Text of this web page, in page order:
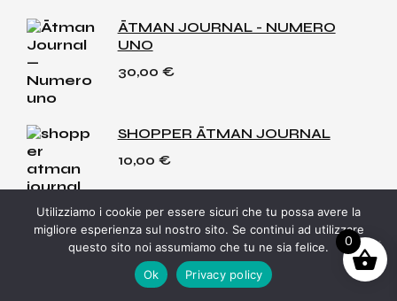
ĀTMAN JOURNAL - NUMERO
UNO
30,00 €
SHOPPER ĀTMAN JOURNAL
10,00 €
ĀTMAN JOURNAL - NUMERO
ZERO
30,00€
0
Utilizziamo i cookie per essere sicuri che tu possa avere la
migliore esperienza sul nostro sito. Se continui ad utilizzare
questo sito noi assumiamo che tu ne sia felice.
Ok
Privacy policy